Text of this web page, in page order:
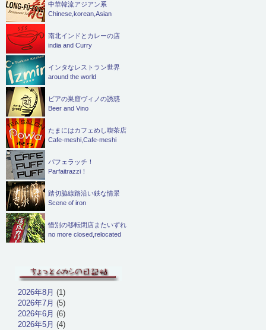
中華韓流アジアン系
Chinese,korean,Asian
南北インドとカレーの店
india and Curry
インタなレストラン世界
around the world
ビアの巣窟ヴィノの誘惑
Beer and Vino
たまにはカフェめし喫茶店
Cafe-meshi,Cafe-meshi
パフェラッチ！
Parfaitrazzi！
踏切脇線路沿い鉄な情景
Scene of iron
惜別の移転閉店またいずれ
no more closed,relocated
2026年8月 (1)
2026年7月 (5)
2026年6月 (6)
2026年5月 (4)